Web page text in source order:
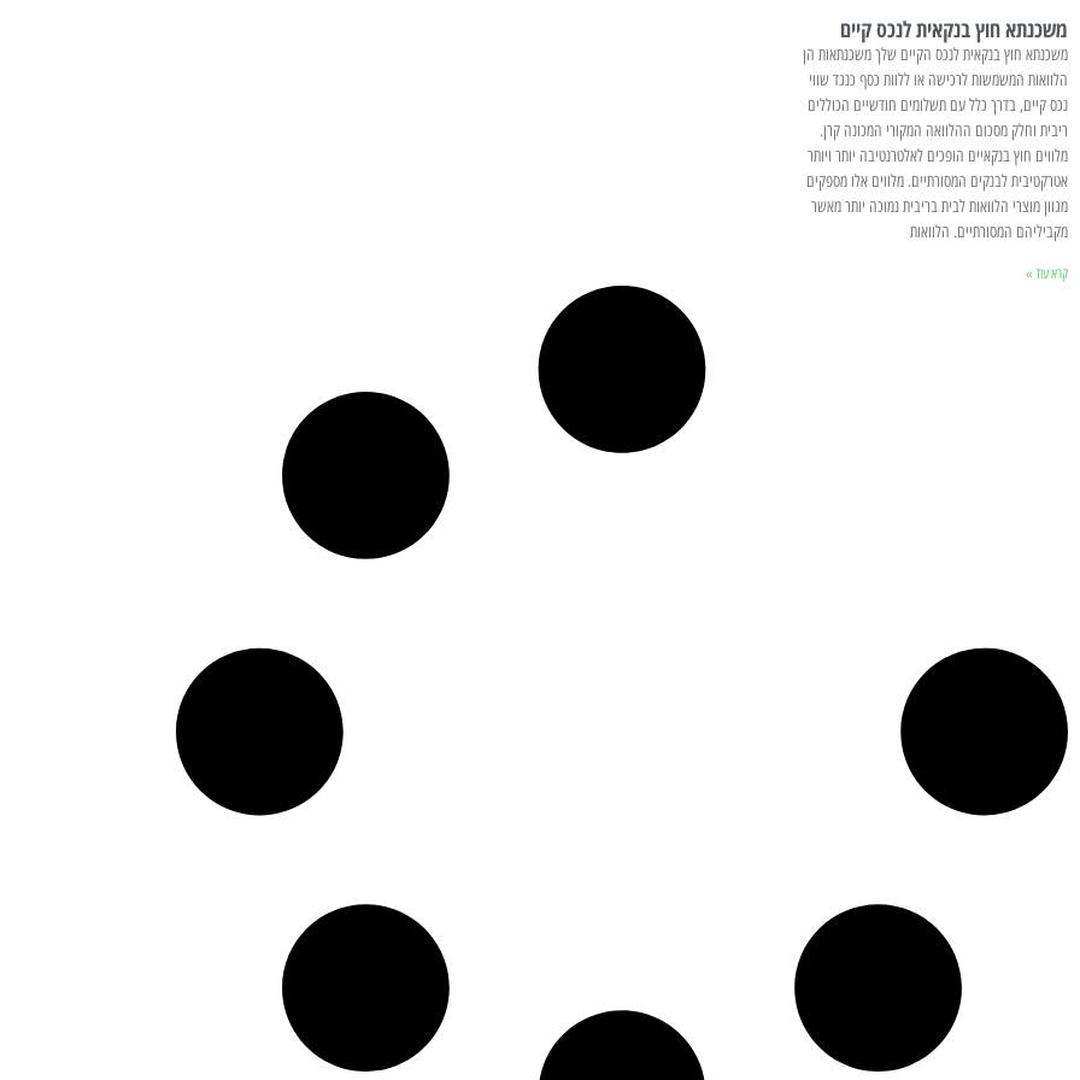
משכנתא חוץ בנקאית לנכס קיים
משכנתא חוץ בנקאית לנכס הקיים שלך משכנתאות הן
הלוואות המשמשות לרכישה או ללוות כסף כנגד שווי
נכס קיים, בדרך כלל עם תשלומים חודשיים הכוללים
ריבית וחלק מסכום ההלוואה המקורי המכונה קרן.
מלווים חוץ בנקאיים הופכים לאלטרנטיבה יותר ויותר
אטרקטיבית לבנקים המסורתיים. מלווים אלו מספקים
מגוון מוצרי הלוואות לבית בריבית נמוכה יותר מאשר
מקביליהם המסורתיים. הלוואות
קרא עוד »